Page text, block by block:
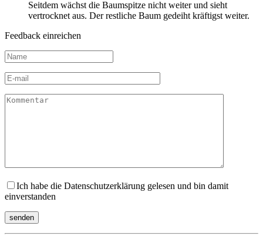
Seitdem wächst die Baumspitze nicht weiter und sieht
vertrocknet aus. Der restliche Baum gedeiht kräftigst weiter.
Feedback einreichen
Ich habe die Datenschutzerklärung gelesen und bin damit
einverstanden